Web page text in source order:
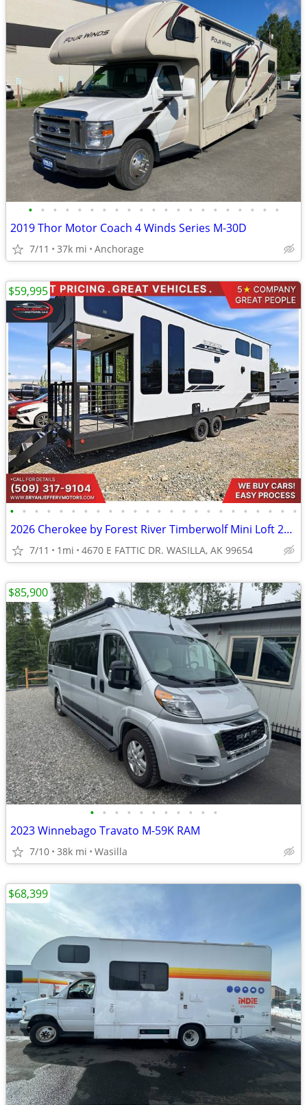
• • • • • • • • • • • • • • • • • • • • •
2019 Thor Motor Coach 4 Winds Series M-30D
7/11 37k mi Anchorage
• • • • • • • • • • • • • • • • • • • • • • • •
2026 Cherokee by Forest River Timberwolf Mini Loft 20OGBL - $917/mo
7/11 1mi 4670 E FATTIC DR. WASILLA, AK 99654
$59,995
• • • • • • • • • • •
2023 Winnebago Travato M-59K RAM
7/10 38k mi Wasilla
$85,900
$68,399